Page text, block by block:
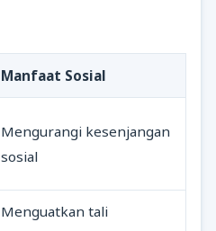
Manfaat Sosial
Mengurangi kesenjangan
sosial
Menguatkan tali